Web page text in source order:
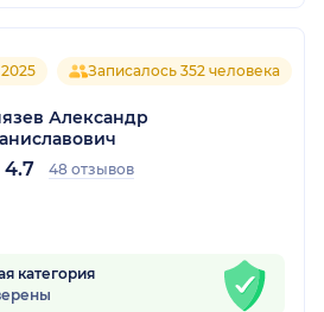
Записалось 352 человека
Александр
4.7 48 отзывов
категория